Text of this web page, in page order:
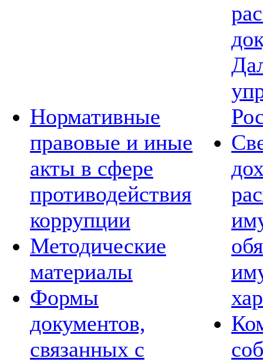
Нормативные
правовые и иные
акты в сфере
противодействия
коррупции
Методические
материалы
Формы
документов,
связанных с